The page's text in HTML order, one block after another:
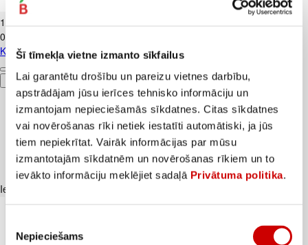
Šī tīmekļa vietne izmanto sīkfailus
Lai garantētu drošību un pareizu vietnes darbību,
apstrādājam jūsu ierīces tehnisko informāciju un
izmantojam nepieciešamās sīkdatnes. Citas sīkdatnes
vai novērošanas rīki netiek iestatīti automātiski, ja jūs
tiem nepiekrītat. Vairāk informācijas par mūsu
izmantotajām sīkdatnēm un novērošanas rīkiem un to
ievākto informāciju meklējiet sadaļā Privātuma politika.
izvēle
Nepieciešams
Kūtī dētas olas 10gab.
1
0,18€/gab.
Kūtī dētas olas 10gab.
Pievienot
Iesakām ar